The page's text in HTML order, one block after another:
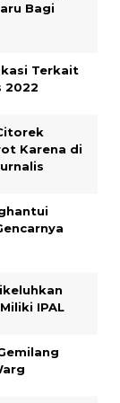
Bagi
Terkait
2022
Karena di
IPAL